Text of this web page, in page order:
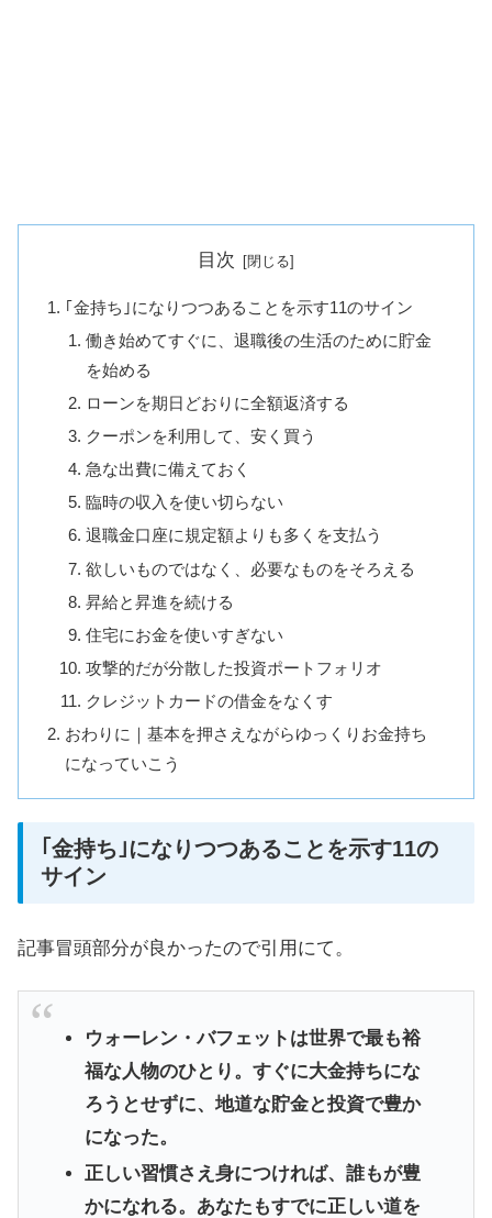
目次
｢金持ち｣になりつつあることを示す11のサイン
働き始めてすぐに、退職後の生活のために貯金
を始める
ローンを期日どおりに全額返済する
クーポンを利用して、安く買う
急な出費に備えておく
臨時の収入を使い切らない
退職金口座に規定額よりも多くを支払う
欲しいものではなく、必要なものをそろえる
昇給と昇進を続ける
住宅にお金を使いすぎない
攻撃的だが分散した投資ポートフォリオ
クレジットカードの借金をなくす
おわりに｜基本を押さえながらゆっくりお金持ち
になっていこう
｢金持ち｣になりつつあることを示す11の
サイン
記事冒頭部分が良かったので引用にて。
ウォーレン・バフェットは世界で最も裕
福な人物のひとり。すぐに大金持ちにな
ろうとせずに、地道な貯金と投資で豊か
になった。
正しい習慣さえ身につければ、誰もが豊
かになれる。あなたもすでに正しい道を